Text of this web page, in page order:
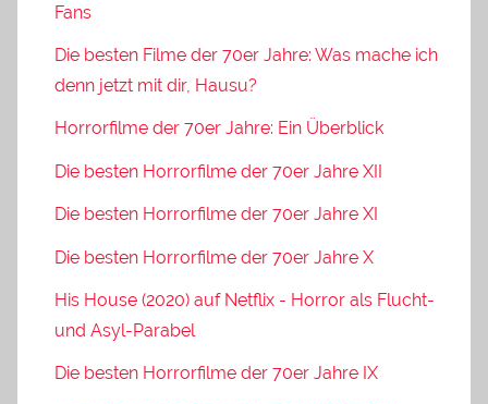
Fans
Die besten Filme der 70er Jahre: Was mache ich
denn jetzt mit dir, Hausu?
Horrorfilme der 70er Jahre: Ein Überblick
Die besten Horrorfilme der 70er Jahre XII
Die besten Horrorfilme der 70er Jahre XI
Die besten Horrorfilme der 70er Jahre X
His House (2020) auf Netflix - Horror als Flucht-
und Asyl-Parabel
Die besten Horrorfilme der 70er Jahre IX